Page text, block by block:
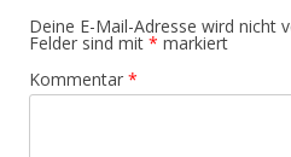
Deine E-Mail-Adresse wird nicht
Felder sind mit * markiert
Kommentar *